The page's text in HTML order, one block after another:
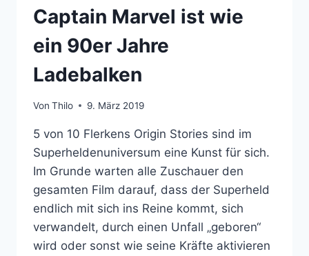
Captain Marvel ist wie
ein 90er Jahre
Ladebalken
Von Thilo 9. März 2019
5 von 10 Flerkens Origin Stories sind im
Superheldenuniversum eine Kunst für sich.
Im Grunde warten alle Zuschauer den
gesamten Film darauf, dass der Superheld
endlich mit sich ins Reine kommt, sich
verwandelt, durch einen Unfall „geboren“
wird oder sonst wie seine Kräfte aktivieren